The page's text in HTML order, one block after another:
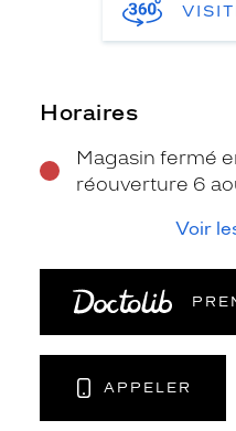
Horaires
Magasin fermé
réouverture 6
Voir
APPELER